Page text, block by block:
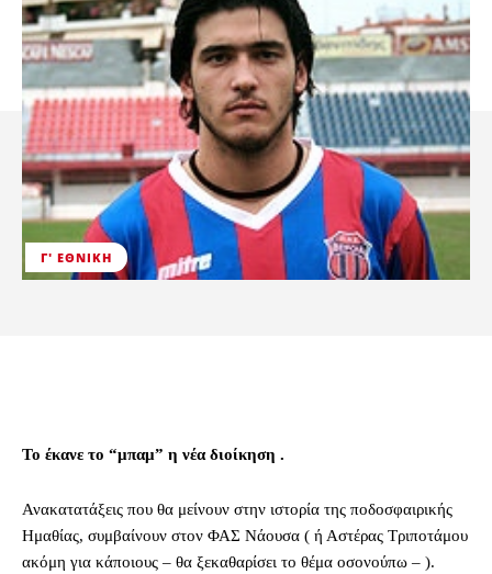
Γ' ΕΘΝΙΚΉ
Το έκανε το “μπαμ” η νέα διοίκηση .
Ανακατατάξεις που θα μείνουν στην ιστορία της ποδοσφαιρικής
Ημαθίας, συμβαίνουν στον ΦΑΣ Νάουσα ( ή Αστέρας Τριποτάμου
ακόμη για κάποιους – θα ξεκαθαρίσει το θέμα οσονούπω – ).